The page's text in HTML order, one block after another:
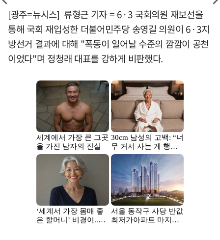
[광주=뉴시스] 류형근 기자 = 6·3 국회의원 재보선을
통해 국회 재입성한 더불어민주당 송영길 의원이 6·3지
방선거 결과에 대해 "폭동이 일어날 수준의 깜깜이 공천
이었다"며 정청래 대표를 강하게 비판했다.